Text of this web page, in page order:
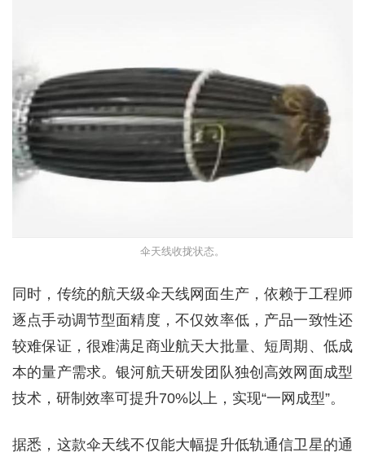
伞天线收拢状态。
同时，传统的航天级伞天线网面生产，依赖于工程师
逐点手动调节型面精度，不仅效率低，产品一致性还
较难保证，很难满足商业航天大批量、短周期、低成
本的量产需求。银河航天研发团队独创高效网面成型
技术，研制效率可提升70%以上，实现“一网成型”。
据悉，这款伞天线不仅能大幅提升低轨通信卫星的通